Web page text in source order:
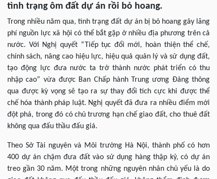
tình trạng ôm đất dự án rồi bỏ hoang.
Trong nhiều năm qua, tình trạng đất dự án bị bỏ hoang gây lãng
phí nguồn lực xã hội có thể bắt gặp ở nhiều địa phương trên cả
nước. Với Nghị quyết “Tiếp tục đổi mới, hoàn thiện thể chế,
chính sách, nâng cao hiệu lực, hiệu quả quản lý và sử dụng đất,
tạo động lực đưa nước ta trở thành nước phát triển có thu
nhập cao” vừa được Ban Chấp hành Trung ương Đảng thông
qua được kỳ vọng sẽ tạo ra sự thay đổi tích cực khi được thể
chế hóa thành pháp luật. Nghị quyết đã đưa ra nhiều điểm mới
đột phá, trong đó có chủ trương hạn chế giao đất, cho thuê đất
không qua đấu thầu đấu giá.
Theo Sở Tài nguyên và Môi trường Hà Nội, thành phố có hơn
400 dự án chậm đưa đất vào sử dụng hàng thập kỷ, có dự án
treo gần 30 năm. Một trong những nguyên nhân chủ yếu là do